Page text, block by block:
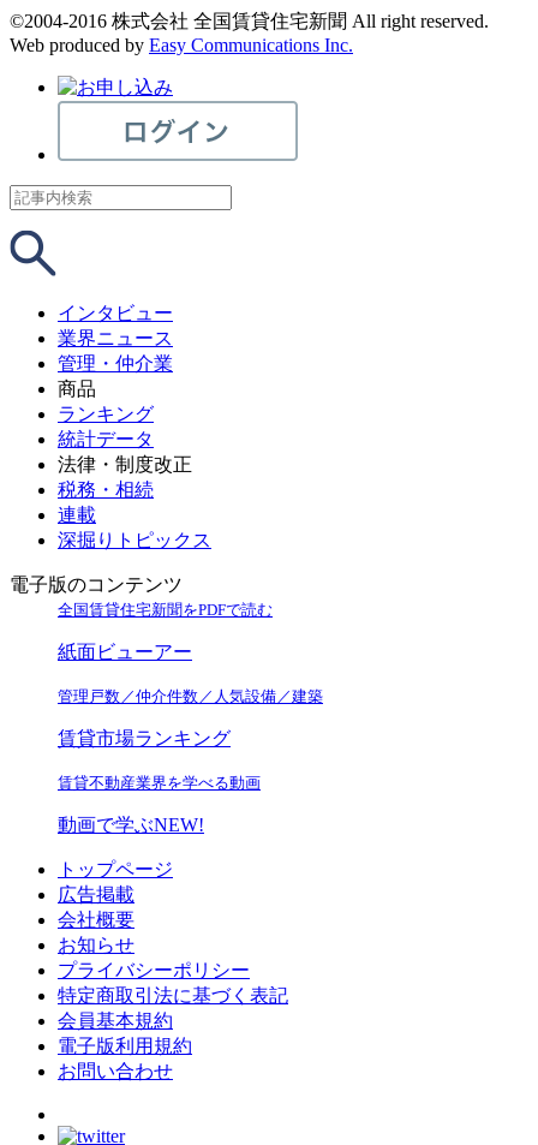
©2004-2016 株式会社 全国賃貸住宅新聞 All right reserved.
Web produced by Easy Communications Inc.
インタビュー
業界ニュース
管理・仲介業
商品
ランキング
統計データ
法律・制度改正
税務・相続
連載
深掘りトピックス
電子版のコンテンツ
全国賃貸住宅新聞をPDFで読む
紙面ビューアー
管理戸数／仲介件数／人気設備／建築
賃貸市場ランキング
賃貸不動産業界を学べる動画
動画で学ぶNEW!
トップページ
広告掲載
会社概要
お知らせ
プライバシーポリシー
特定商取引法に基づく表記
会員基本規約
電子版利用規約
お問い合わせ